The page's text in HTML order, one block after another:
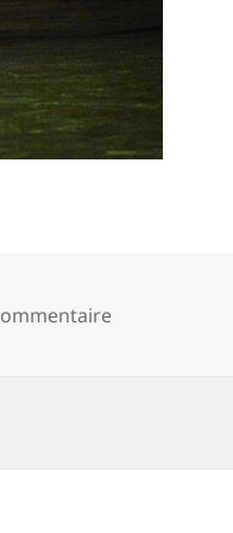
sur IMG_0784